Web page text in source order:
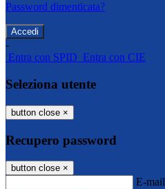
Password dimenticata?
-
Entra con SPID Entra con CIE
Seleziona utente
button close ×
Recupero password
button close ×
E-mail